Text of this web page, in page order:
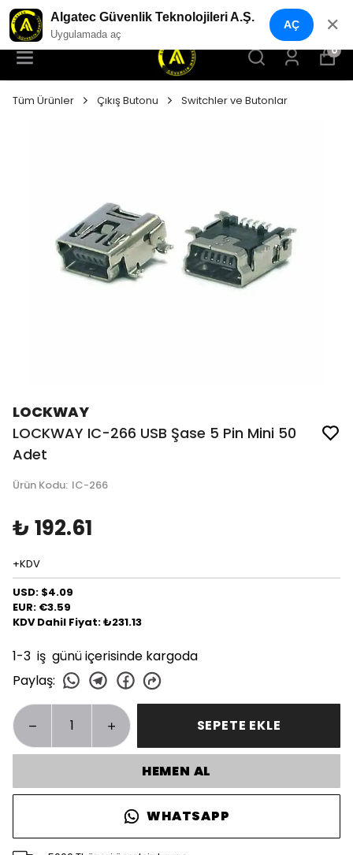
YENI NESIL GÜVENLIK GEÇIŞ SISTEMLERI
0
Tüm Ürünler Çıkış Butonu Switchler ve Butonlar
LOCKWAY
LOCKWAY IC-266 USB Şase 5 Pin Mini 50
Adet
Ürün Kodu: IC-266
₺ 192.61
+KDV
USD: $4.09
EUR: €3.59
KDV Dahil Fiyat: ₺231.13
1-3 iş günü içerisinde kargoda
Paylaş:
SEPETE EKLE
HEMEN AL
WHATSAPP
Algatec Güvenlik Teknolojileri A.Ş.
Uygulamada aç
AÇ ✕